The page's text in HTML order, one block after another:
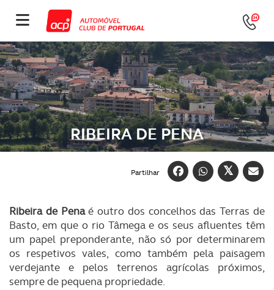
RIBEIRA DE PENA
Partilhar
Ribeira de Penaé outro dos concelhos das Terras de
Basto, em que o rio Tâmega e os seus afluentes têm
um papel preponderante, não só por determinarem
os respetivos vales, como também pela paisagem
verdejante e pelos terrenos agrícolas próximos,
sempre de pequena propriedade.